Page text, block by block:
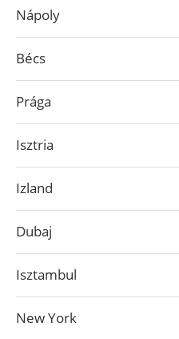
Nápoly
Bécs
Prága
Isztria
Izland
Dubaj
Isztambul
New York